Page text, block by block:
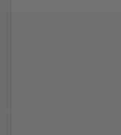
scăzut de alcool,
plăcere, dar și ca